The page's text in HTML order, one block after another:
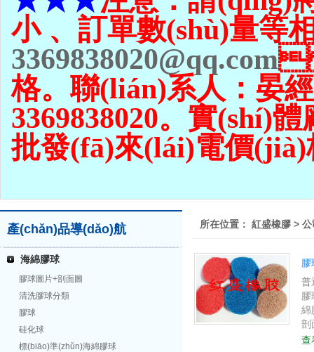
小 、訂單數(shù)量等
3369838020@qq.com
格。聯(lián)系人：晏
3369838020。實(shí)體
批發(fā)來(lái)電價(jià)
產(chǎn)品導(dǎo)航
海綿膠球
膠球圖片+剖面圖
清洗膠球分類
膠球
硅化球
標(biāo)準(zhǔn)海綿膠球
所在位置： 紅盛橡膠 >
膠
普
膠
綿
剖
型
查